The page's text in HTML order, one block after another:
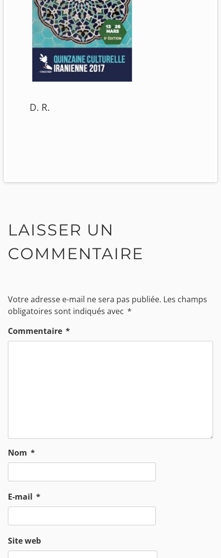
D. R.
LAISSER UN
COMMENTAIRE
Votre adresse e-mail ne sera pas publiée. Les champs
obligatoires sont indiqués avec *
Commentaire *
Nom *
E-mail *
Site web